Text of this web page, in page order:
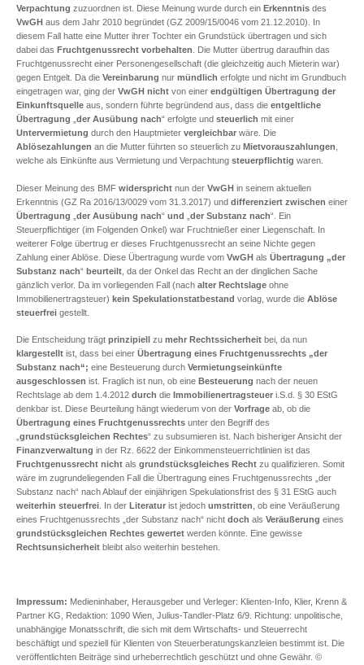
Verpachtung zuzuordnen ist. Diese Meinung wurde durch ein Erkenntnis des
VwGH aus dem Jahr 2010 begründet (GZ 2009/15/0046 vom 21.12.2010). In
diesem Fall hatte eine Mutter ihrer Tochter ein Grundstück übertragen und sich
dabei das Fruchtgenussrecht vorbehalten . Die Mutter übertrug daraufhin das
Fruchtgenussrecht einer Personengesellschaft (die gleichzeitig auch Mieterin war)
gegen Entgelt. Da die Vereinbarung nur mündlich erfolgte und nicht im Grundbuch
eingetragen war, ging der VwGH nicht von einer endgültigen Übertragung der
Einkunftsquelle aus, sondern führte begründend aus, dass die entgeltliche
Übertragung
der Ausübung nach“ erfolgte und steuerlich mit einer
Untervermietung durch den Hauptmieter vergleichbar wäre. Die
Ablösezahlungen an die Mutter führten so steuerlich zu Mietvorauszahlungen
welche als Einkünfte aus Vermietung und Verpachtung steuerpflichtig waren.
Dieser Meinung des BMF widerspricht nun der VwGH in seinem aktuellen
Erkenntnis (GZ Ra 2016/13/0029 vom 31.3.2017) und differenziert zwischen einer
Übertragung
der Ausübung nach“ und der Substanz nach“. Ein
Steuerpflichtiger (im Folgenden Onkel) war Fruchtnießer einer Liegenschaft. In
weiterer Folge übertrug er dieses Fruchtgenussrecht an seine Nichte gegen
Zahlung einer Ablöse. Diese Übertragung wurde vom VwGH als Übertragung „der
Substanz nach“ beurteilt , da der Onkel das Recht an der dinglichen Sache
gänzlich verlor. Da im vorliegenden Fall (nach alter Rechtslage ohne
Immobilienertragsteuer) kein Spekulationstatbestand vorlag, wurde die Ablöse
steuerfrei gestellt.
Die Entscheidung trägt prinzipiell zu mehr Rechtssicherheit bei, da nun
klargestellt ist, dass bei einer Übertragung eines Fruchtgenussrechts „der
Substanz nach“; eine Besteuerung durch Vermietungseinkünfte
ausgeschlossen ist. Fraglich ist nun, ob eine Besteuerung nach der neuen
Rechtslage ab dem 1.4.2012 durch die Immobilienertragsteuer i.S.d. § 30 EStG
denkbar ist. Diese Beurteilung hängt wiederum von der Vorfrage ab, ob die
Übertragung eines Fruchtgenussrechts unter den Begriff des
grundstücksgleichen Rechtes“ zu subsumieren ist. Nach bisheriger Ansicht der
Finanzverwaltung in der Rz. 6622 der Einkommensteuerrichtlinien ist das
Fruchtgenussrecht nicht als grundstücksgleiches Recht zu qualifizieren. Somit
wäre im zugrundeliegenden Fall die Übertragung eines Fruchtgenussrechts „der
Substanz nach“ nach Ablauf der einjährigen Spekulationsfrist des § 31 EStG auch
weiterhin steuerfrei . In der Literatur ist jedoch umstritten , ob eine Veräußerung
eines Fruchtgenussrechts „der Substanz nach“ nicht doch als Veräußerung eines
grundstücksgleichen Rechtes gewertet werden könnte. Eine gewisse
Rechtsunsicherheit bleibt also weiterhin bestehen.
Impressum: Medieninhaber, Herausgeber und Verleger: Klienten-Info, Klier, Krenn &
Partner KG, Redaktion: 1090 Wien, Julius-Tandler-Platz 6/9. Richtung: unpolitische,
unabhängige Monatsschrift, die sich mit dem Wirtschafts- und Steuerrecht
beschäftigt und speziell für Klienten von Steuerberatungskanzleien bestimmt ist. Die
veröffentlichten Beiträge sind urheberrechtlich geschützt und ohne Gewähr. ©